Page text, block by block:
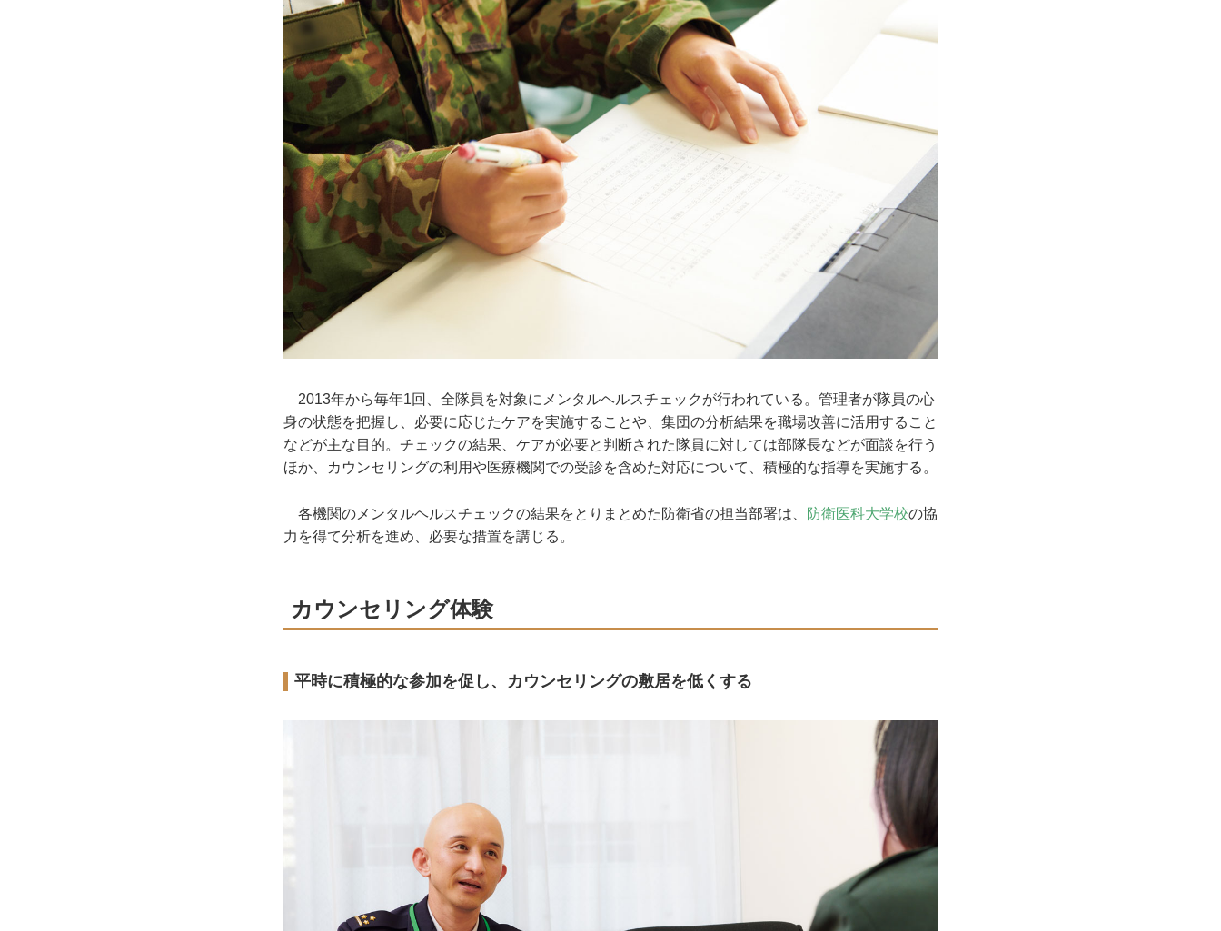
2013年から毎年1回、全隊員を対象にメンタルヘルスチェックが行われている。管理者が隊員の心
身の状態を把握し、必要に応じたケアを実施することや、集団の分析結果を職場改善に活用すること
などが主な目的。チェックの結果、ケアが必要と判断された隊員に対しては部隊長などが面談を行う
ほか、カウンセリングの利用や医療機関での受診を含めた対応について、積極的な指導を実施する。
各機関のメンタルヘルスチェックの結果をとりまとめた防衛省の担当部署は、 防衛医科大学校の協
力を得て分析を進め、必要な措置を講じる。
カウンセリング体験
平時に積極的な参加を促し、カウンセリングの敷居を低くする